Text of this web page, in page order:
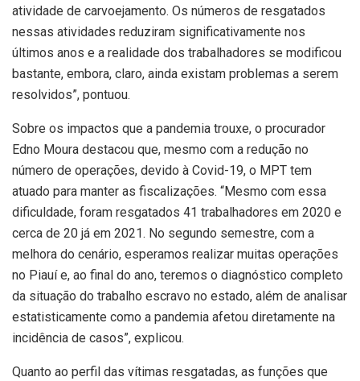
atividade de carvoejamento. Os números de resgatados
nessas atividades reduziram significativamente nos
últimos anos e a realidade dos trabalhadores se modificou
bastante, embora, claro, ainda existam problemas a serem
resolvidos”, pontuou.
Sobre os impactos que a pandemia trouxe, o procurador
Edno Moura destacou que, mesmo com a redução no
número de operações, devido à Covid-19, o MPT tem
atuado para manter as fiscalizações. “Mesmo com essa
dificuldade, foram resgatados 41 trabalhadores em 2020 e
cerca de 20 já em 2021. No segundo semestre, com a
melhora do cenário, esperamos realizar muitas operações
no Piauí e, ao final do ano, teremos o diagnóstico completo
da situação do trabalho escravo no estado, além de analisar
estatisticamente como a pandemia afetou diretamente na
incidência de casos”, explicou.
Quanto ao perfil das vítimas resgatadas, as funções que